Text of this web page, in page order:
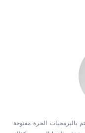
بالبرمجيات الحرة مفتوحة